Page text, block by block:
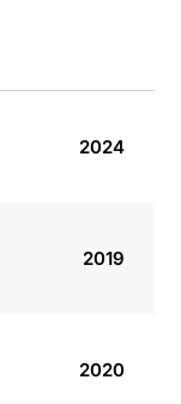
2024
2019
2020